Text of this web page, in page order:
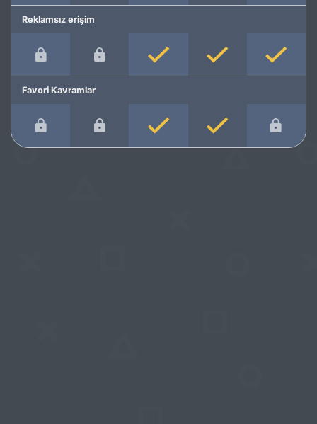
Reklamsız erişim
Favori Kavramlar